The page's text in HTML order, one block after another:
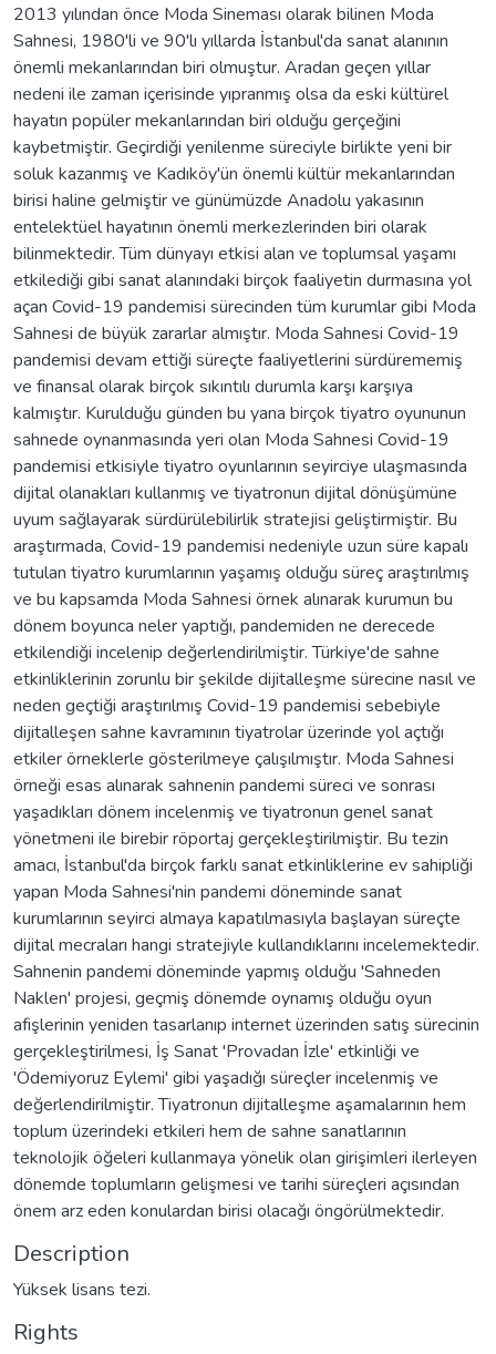
2013 yılından önce Moda Sineması olarak bilinen Moda
Sahnesi, 1980'li ve 90'lı yıllarda İstanbul'da sanat alanının
önemli mekanlarından biri olmuştur. Aradan geçen yıllar
nedeni ile zaman içerisinde yıpranmış olsa da eski kültürel
hayatın popüler mekanlarından biri olduğu gerçeğini
kaybetmiştir. Geçirdiği yenilenme süreciyle birlikte yeni bir
soluk kazanmış ve Kadıköy'ün önemli kültür mekanlarından
birisi haline gelmiştir ve günümüzde Anadolu yakasının
entelektüel hayatının önemli merkezlerinden biri olarak
bilinmektedir. Tüm dünyayı etkisi alan ve toplumsal yaşamı
etkilediği gibi sanat alanındaki birçok faaliyetin durmasına yol
açan Covid-19 pandemisi sürecinden tüm kurumlar gibi Moda
Sahnesi de büyük zararlar almıştır. Moda Sahnesi Covid-19
pandemisi devam ettiği süreçte faaliyetlerini sürdürememiş
ve finansal olarak birçok sıkıntılı durumla karşı karşıya
kalmıştır. Kurulduğu günden bu yana birçok tiyatro oyununun
sahnede oynanmasında yeri olan Moda Sahnesi Covid-19
pandemisi etkisiyle tiyatro oyunlarının seyirciye ulaşmasında
dijital olanakları kullanmış ve tiyatronun dijital dönüşümüne
uyum sağlayarak sürdürülebilirlik stratejisi geliştirmiştir. Bu
araştırmada, Covid-19 pandemisi nedeniyle uzun süre kapalı
tutulan tiyatro kurumlarının yaşamış olduğu süreç araştırılmış
ve bu kapsamda Moda Sahnesi örnek alınarak kurumun bu
dönem boyunca neler yaptığı, pandemiden ne derecede
etkilendiği incelenip değerlendirilmiştir. Türkiye'de sahne
etkinliklerinin zorunlu bir şekilde dijitalleşme sürecine nasıl ve
neden geçtiği araştırılmış Covid-19 pandemisi sebebiyle
dijitalleşen sahne kavramının tiyatrolar üzerinde yol açtığı
etkiler örneklerle gösterilmeye çalışılmıştır. Moda Sahnesi
örneği esas alınarak sahnenin pandemi süreci ve sonrası
yaşadıkları dönem incelenmiş ve tiyatronun genel sanat
yönetmeni ile birebir röportaj gerçekleştirilmiştir. Bu tezin
amacı, İstanbul'da birçok farklı sanat etkinliklerine ev sahipliği
yapan Moda Sahnesi'nin pandemi döneminde sanat
kurumlarının seyirci almaya kapatılmasıyla başlayan süreçte
dijital mecraları hangi stratejiyle kullandıklarını incelemektedir.
Sahnenin pandemi döneminde yapmış olduğu 'Sahneden
Naklen' projesi, geçmiş dönemde oynamış olduğu oyun
afişlerinin yeniden tasarlanıp internet üzerinden satış sürecinin
gerçekleştirilmesi, İş Sanat 'Provadan İzle' etkinliği ve
'Ödemiyoruz Eylemi' gibi yaşadığı süreçler incelenmiş ve
değerlendirilmiştir. Tiyatronun dijitalleşme aşamalarının hem
toplum üzerindeki etkileri hem de sahne sanatlarının
teknolojik öğeleri kullanmaya yönelik olan girişimleri ilerleyen
dönemde toplumların gelişmesi ve tarihi süreçleri açısından
önem arz eden konulardan birisi olacağı öngörülmektedir.
Description
Yüksek lisans tezi.
Rights